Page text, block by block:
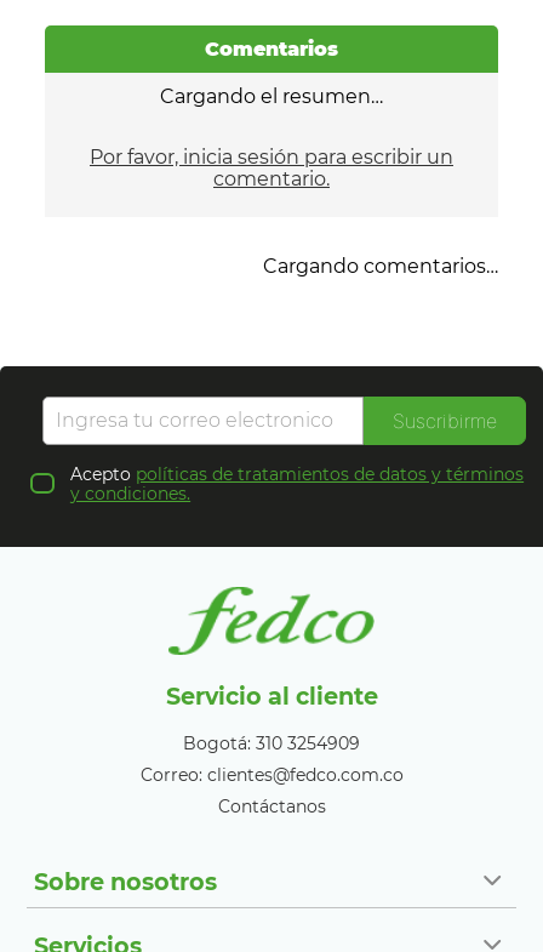
Comentarios
Cargando el resumen…
Por favor, inicia sesión para escribir un
comentario.
Cargando comentarios…
Suscribirme
Acepto políticas de tratamientos de datos y términos
y condiciones.
Servicio al cliente
Bogotá: 310 3254909
Correo: clientes@fedco.com.co
Contáctanos
Sobre nosotros